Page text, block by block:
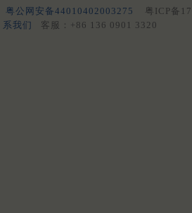
粤公网安备44010402003275 粤ICP备
系我们
客服：+86 136 0901 3320